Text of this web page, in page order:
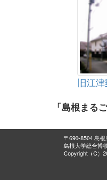
旧江
「島根まる
〒690-8504 島
島根大学総合博
Copyright（C）